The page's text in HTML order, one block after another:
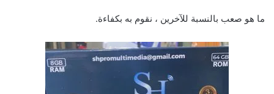
ما هو صعب بالنسبة للآخرين ، نقوم به بكفاءة.